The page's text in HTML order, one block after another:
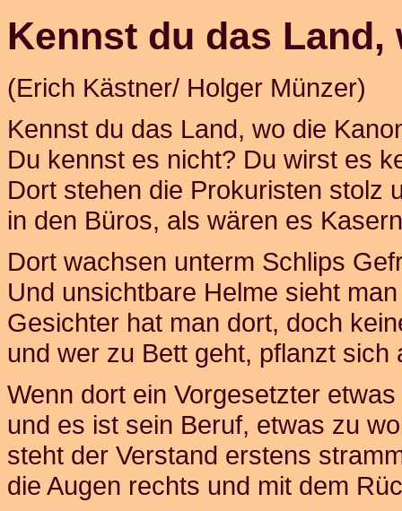
Kennst du das
(Erich Kästner/ Holger Münzer)
Kennst du das Land, wo die
Du kennst es nicht? Du wirst es
Dort stehen die Prokuristen stolz
in den Büros, als wären es
Dort wachsen unterm Schlips
Und unsichtbare Helme sieht
Gesichter hat man dort, doch
und wer zu Bett geht, pflanzt sich
Wenn dort ein Vorgesetzter etwas
und es ist sein Beruf, etwas zu
steht der Verstand erstens
die Augen rechts und mit dem